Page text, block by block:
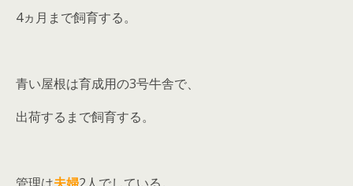
4ヵ月まで飼育する。
青い屋根は育成用の3号牛舎で、
出荷するまで飼育する。